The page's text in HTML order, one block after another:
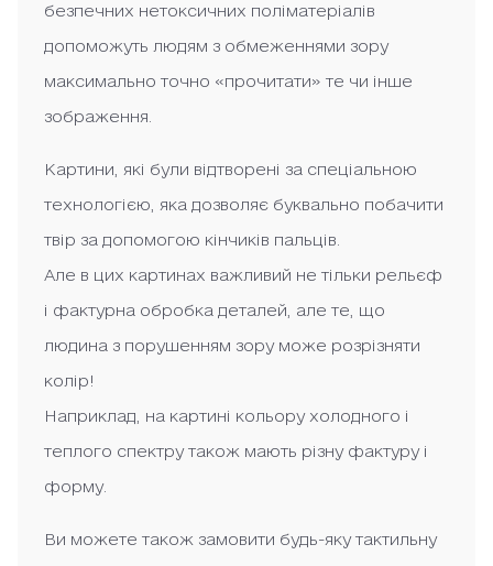
безпечних нетоксичних поліматеріалів
допоможуть людям з обмеженнями зору
максимально точно «прочитати» те чи інше
зображення.
Картини, які були відтворені за спеціальною
технологією, яка дозволяє буквально побачити
твір за допомогою кінчиків пальців.
Але в цих картинах важливий не тільки рельєф
і фактурна обробка деталей, але те, що
людина з порушенням зору може розрізняти
колір!
Наприклад, на картині кольору холодного і
теплого спектру також мають різну фактуру і
форму.
Ви можете також замовити будь-яку тактильну